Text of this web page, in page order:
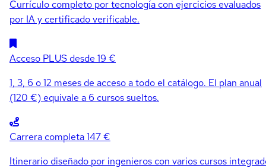
Currículo completo por tecnología con ejercicios evaluados
por IA y certificado verificable.
Acceso PLUS desde 19 €
1, 3, 6 o 12 meses de acceso a todo el catálogo. El plan anual
(120 €) equivale a 6 cursos sueltos.
Carrera completa147 €
Itinerario diseñado por ingenieros con varios cursos